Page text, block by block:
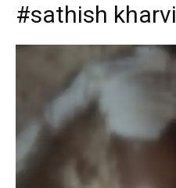
#sathish kharvi